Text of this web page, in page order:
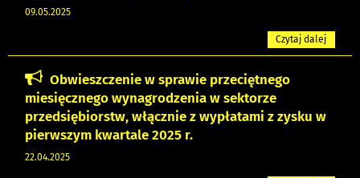
09.05.2025
Czytaj dalej
Obwieszczenie w sprawie przeciętnego
miesięcznego wynagrodzenia w sektorze
przedsiębiorstw, włącznie z wypłatami z zysku w
pierwszym kwartale 2025 r.
22.04.2025